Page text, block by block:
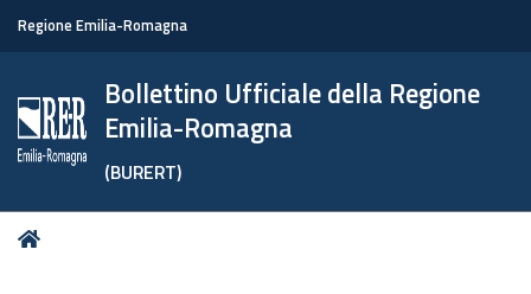
Regione Emilia-Romagna
Bollettino Ufficiale della Regione
Emilia-Romagna
(BURERT)
Tu